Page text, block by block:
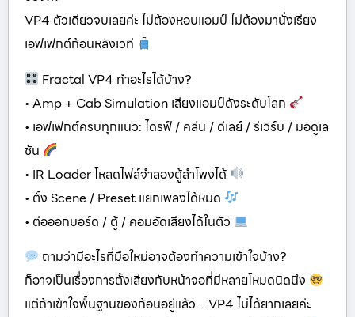
VP4 ตัวเดียวจบเลยค่ะ ไม่ต้องหอบแอมป์ ไม่ต้องมานั่งเรียง
เอฟเฟกต์ก้อนหลังเวที
Fractal VP4 ทำอะไรได้บ้าง?
• Amp + Cab Simulation เสียงแอมป์ดังระดับโลก
• เอฟเฟกต์ครบทุกแนว: ไดรฟ์ / คลีน / ดีเลย์ / รีเวิร์บ / มอดูเล
ชัน
• IR Loader โหลดไฟล์จำลองตู้ลำโพงได้
• ตั้ง Scene / Preset แยกเพลงได้หมด
• ต่อออกบอร์ด / ตู้ / คอมอัดเสียงได้ในตัว
ถามว่ามีอะไรที่มือใหม่อาจต้องทำความเข้าใจบ้าง?
ก็อาจเป็นเรื่องการตั้งเสียงกับหน้าจอที่มีหลายโหมดนิดนึง
แต่ถ้าเข้าใจพื้นฐานของก้อนอยู่แล้ว…VP4 ไม่ได้ยากเลยค่ะ